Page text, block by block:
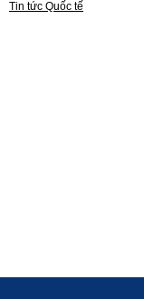
Tin tức Quốc tế